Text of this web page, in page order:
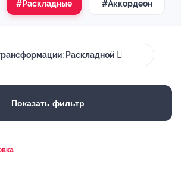
#Раскладные #Аккордеон
Раскладной
Показать фильтр